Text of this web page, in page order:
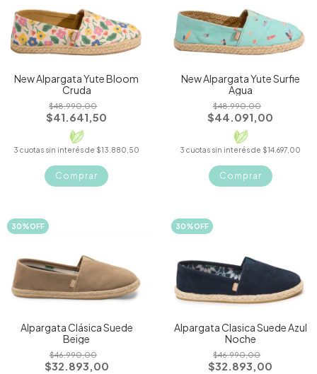
New Alpargata Yute Bloom
Cruda
$48.990,00
$41.641,50
3 cuotas sin interés de $13.880,50
Comprar
New Alpargata Yute Surfie
Agua
$48.990,00
$44.091,00
3 cuotas sin interés de $14.697,00
Comprar
30%OFF
Alpargata Clásica Suede
Beige
$46.990,00
$32.893,00
30%OFF
Alpargata Clasica Suede Azul
Noche
$46.990,00
$32.893,00